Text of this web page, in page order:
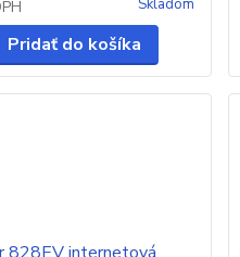
Skladom
Pridať do košíka